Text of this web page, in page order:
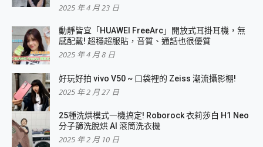
2025 年 4 月 23 日
動靜皆宜「HUAWEI FreeArc」開放式耳掛耳機，無
感配戴! 超穩超服貼，音質、通話也很優質
2025 年 4 月 8 日
好玩好拍 vivo V50 ~ 口袋裡的 Zeiss 潮流攝影棚!
2025 年 2 月 27 日
25種洗烘模式一機搞定! Roborock 衣莉莎白 H1 Neo
分子篩洗脫烘 AI 滾筒洗衣機
2025 年 2 月 10 日